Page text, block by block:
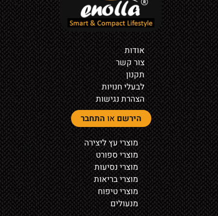
אודות
צור קשר
תקנון
לבעלי חנויות
הצהרת נגישות
הירשם או התחבר
מוצרי עץ ליצירה
מוצרי ספורט
מוצרי נסיעות
מוצרי בריאות
מוצרי טיפוח
מנעולים